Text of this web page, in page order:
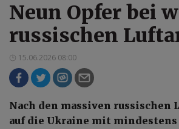
Neun Opfer bei
russischen
15.06.2026 08:00
Nach den massiven russischen
auf die Ukraine mit mindestens